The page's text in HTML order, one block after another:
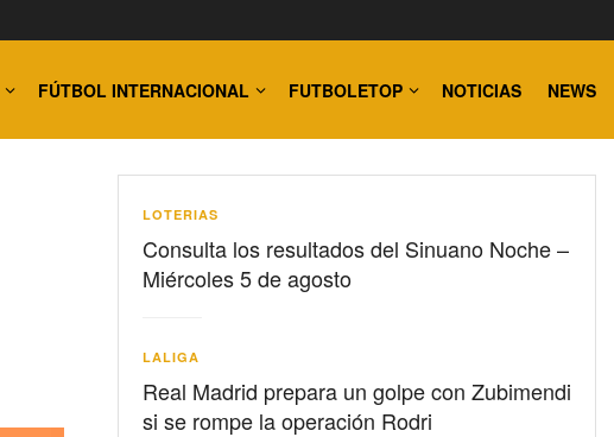
FÚTBOL INTERNACIONAL FUTBOLETOP NOTICIAS NEWS
LOTERIAS
Consulta los resultados del Sinuano Noche –
Miércoles 5 de agosto
LALIGA
Real Madrid prepara un golpe con Zubimendi
si se rompe la operación Rodri